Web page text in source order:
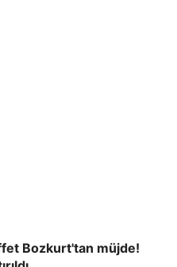
Bozkurt'tan müjde!